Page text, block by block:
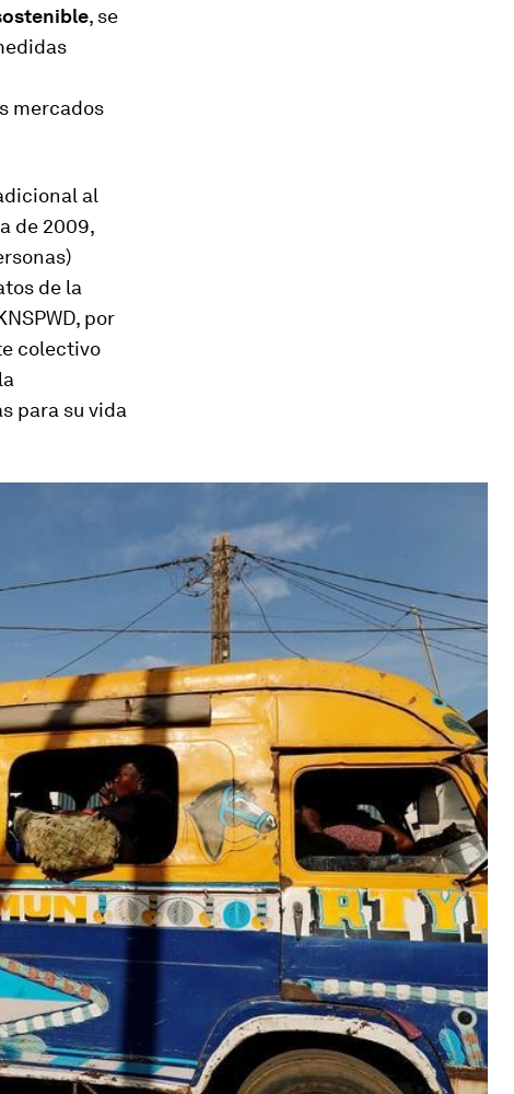
, se
mercados
al
de 2009,
de la
por
colectivo
para su vida